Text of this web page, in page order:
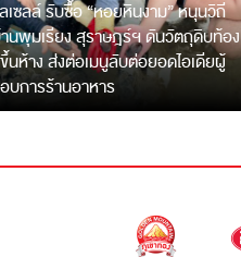
ลเซลล์ รับซื้อ “หอยหินงาม” หนุนวิถี
นพุมเรียง สุราษฎร์ฯ ดันวัตถุดิบท้อง
นห้าง ส่งต่อเมนูลับต่อยอดไอเดียผู้
บการร้านอาหาร